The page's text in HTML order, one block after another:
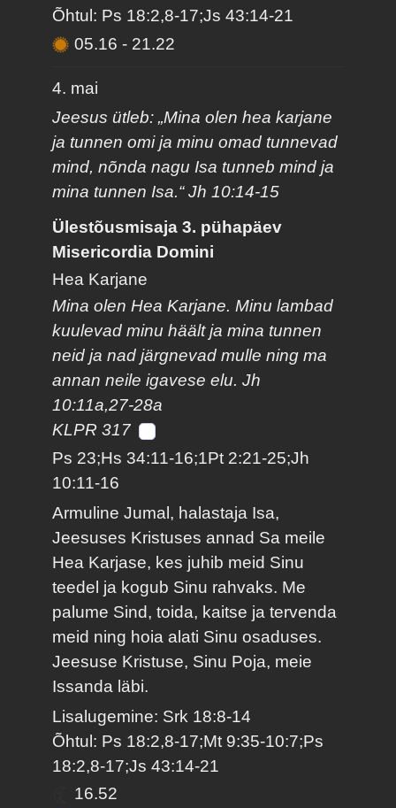
Õhtul: Ps 18:2,8-17;Js 43:14-21
05.16- 21.22
4. mai
Jeesus ütleb: „Mina olen hea karjane
ja tunnen omi ja minu omad tunnevad
mind, nõnda nagu Isa tunneb mind ja
mina tunnen Isa.“ Jh 10:14-15
Ülestõusmisaja 3. pühapäev
Misericordia Domini
Hea Karjane
Mina olen Hea Karjane. Minu lambad
kuulevad minu häält ja mina tunnen
neid ja nad järgnevad mulle ning ma
annan neile igavese elu. Jh
10:11a,27-28a
KLPR 317
Ps 23;Hs 34:11-16;1Pt 2:21-25;Jh
10:11-16
Armuline Jumal, halastaja Isa,
Jeesuses Kristuses annad Sa meile
Hea Karjase, kes juhib meid Sinu
teedel ja kogub Sinu rahvaks. Me
palume Sind, toida, kaitse ja tervenda
meid ning hoia alati Sinu osaduses.
Jeesuse Kristuse, Sinu Poja, meie
Issanda läbi.
Lisalugemine: Srk 18:8-14
Õhtul: Ps 18:2,8-17;Mt 9:35-10:7;Ps
18:2,8-17;Js 43:14-21
16.52